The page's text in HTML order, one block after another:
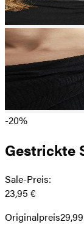
-20%
Gestrickte
Sale-Preis:
23,95 €
Originalpreis